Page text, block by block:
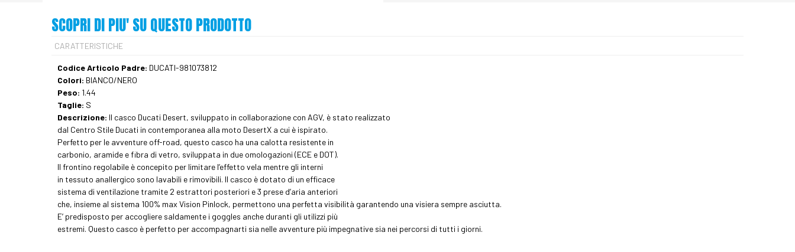
SCOPRI DI PIU' SU QUESTO PRODOTTO
CARATTERISTICHE
Codice Articolo Padre: DUCATI-981073812
Colori: BIANCO/NERO
Peso: 1.44
Taglie: S
Descrizione: Il casco Ducati Desert, sviluppato in collaborazione con AGV, è stato realizzato
dal Centro Stile Ducati in contemporanea alla moto DesertX a cui è ispirato.
Perfetto per le avventure off-road, questo casco ha una calotta resistente in
carbonio, aramide e fibra di vetro, sviluppata in due omologazioni (ECE e DOT).
Il frontino regolabile è concepito per limitare l’effetto vela mentre gli interni
in tessuto anallergico sono lavabili e rimovibili. Il casco è dotato di un efficace
sistema di ventilazione tramite 2 estrattori posteriori e 3 prese d’aria anteriori
che, insieme al sistema 100% max Vision Pinlock, permettono una perfetta visibilità garantendo una visiera sempre asciutta.
E’ predisposto per accogliere saldamente i goggles anche duranti gli utilizzi più
estremi. Questo casco è perfetto per accompagnarti sia nelle avventure più impegnative sia nei percorsi di tutti i giorni.